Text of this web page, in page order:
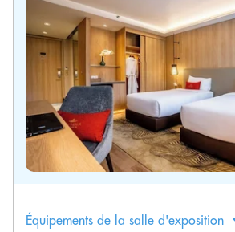
Équipements de la salle d'exposition